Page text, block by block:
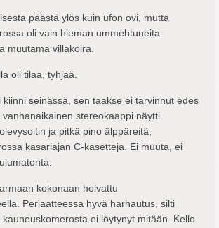
päästä ylös kuin ufon ovi, mutta
oli vain hieman ummehtuneita
muutama villakoira.
oli tilaa, tyhjää.
kiinni seinässä, sen taakse ei tarvinnut edes
stereokaappi näytti
ja pitkä pino älppäreitä,
kasariajan C-kasetteja. Ei muuta, ei
kokonaan holvattu
Periaatteessa hyvä harhautus, silti
ei löytynyt mitään. Kello